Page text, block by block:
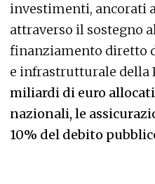
investimenti, ancorati
attraverso il sostegno
finanziamento diretto
e infrastrutturale della
miliardi di euro
nazionali, le
10% del debito